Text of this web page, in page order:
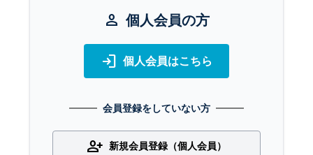
person 個人会員の方
login 個人会員はこちら
会員登録をしていない方
person_add 新規会員登録（個人会員）